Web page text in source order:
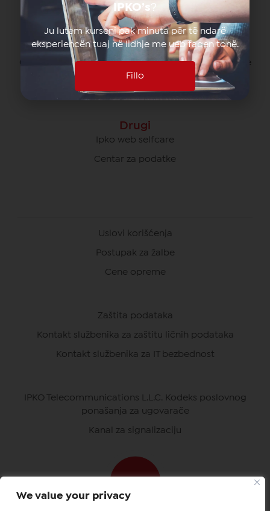
We value your privacy
*770# za pozive u romingu
Briga O Poslovnim Korisnicima
049/700 900 besplatno za pozive unutar IPKO mreže
080070000 besplatno od svih operatera na Kosovu
Drugi
Ipko web selfcare
Centar za podatke
Uslovi korišćenja
Postupak za žalbe
Cene opreme
Zaštita podataka
Kontakt službenika za zaštitu ličnih podataka
Kontakt službenika za IT bezbednost
IPKO Telecommunications L.L.C. Kodeks poslovnog
ponašanja za ugovarače
Kanal za signalizaciju
IPKO’s?
Ju lutem kurseni pak minuta për të ndarë
eksperiencën tuaj në lidhje me ueb faqen tonë.
Fillo